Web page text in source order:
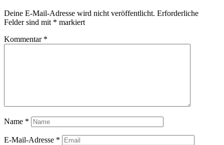
Deine E-Mail-Adresse wird nicht veröffentlicht. Erforderliche
Felder sind mit * markiert
Kommentar *
Name *
E-Mail-Adresse *